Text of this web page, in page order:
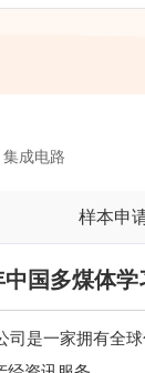
集成电路
样本申
国多煤体学
一家拥有全球